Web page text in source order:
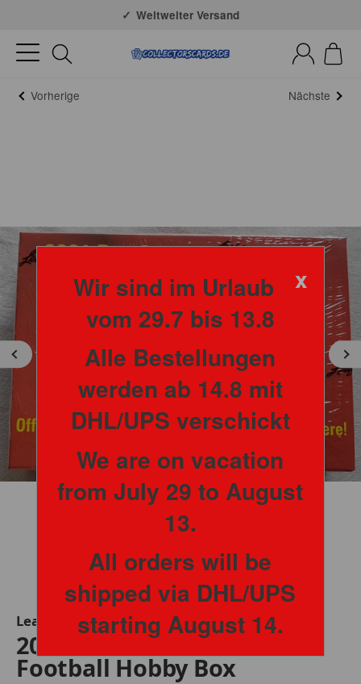
Weltweiter Versand
Vorherige Nächste
Leaf
2021 Leaf Pro Set Metal
Football Hobby Box
x
Wir sind im Urlaub
vom 29.7 bis 13.8
Alle Bestellungen
werden ab 14.8 mit
DHL/UPS verschickt
We are on vacation
from July 29 to August
13.
All orders will be
shipped via DHL/UPS
starting August 14.